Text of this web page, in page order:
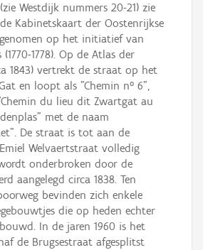
Westdijk nummers 20-21) zie
Kabinetskaart der Oostenrijkse
op het initiatief van
1778). Op de Atlas der
1843) vertrekt de straat op het
en loopt als "Chemin n° 6",
du lieu dit Zwartgat au
met de naam
De straat is tot aan de
Welvaertstraat volledig
onderbroken door de
aangelegd circa 1838. Ten
bevinden zich enkele
die op heden echter
In de jaren 1960 is het
de Brugsestraat afgesplitst